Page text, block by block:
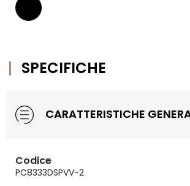
SPECIFICHE
CARATTERISTICHE
Codice
PC8333DSPVV-2